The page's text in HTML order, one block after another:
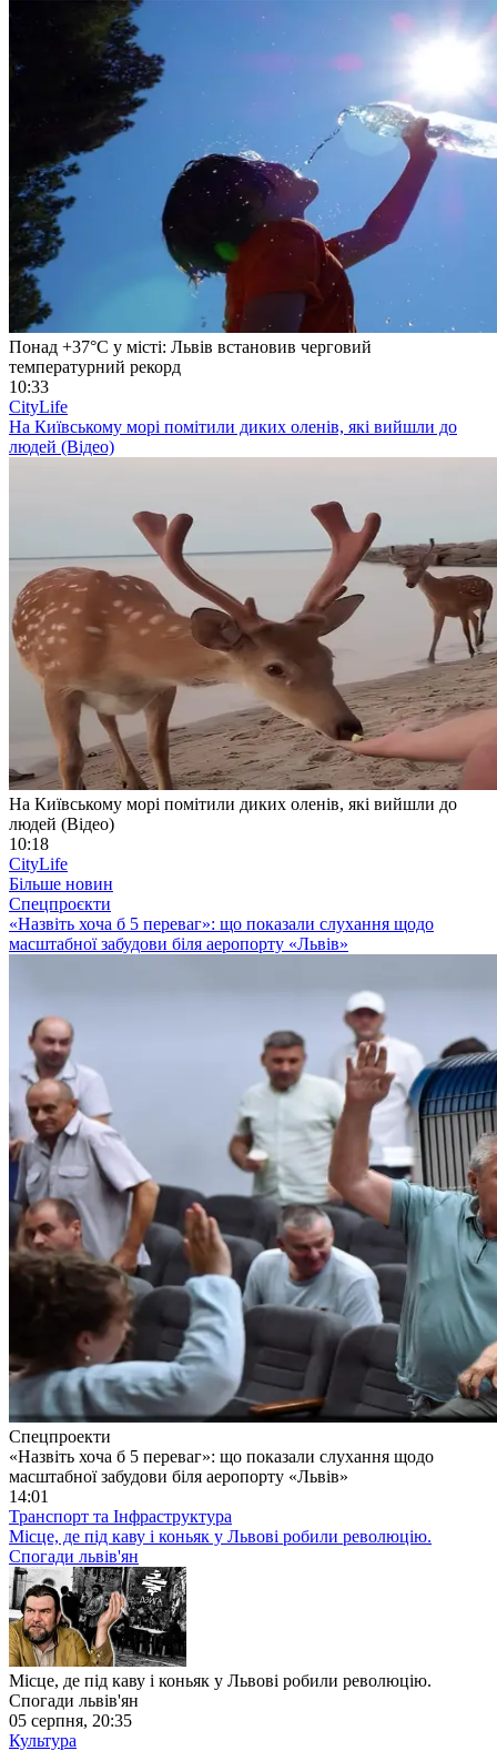
Понад +37°C у місті: Львів встановив черговий
температурний рекорд
10:33
CityLife
На Київському морі помітили диких оленів, які вийшли до
людей (Відео)
На Київському морі помітили диких оленів, які вийшли до
людей (Відео)
10:18
CityLife
Більше новин
Спецпроєкти
«Назвіть хоча б 5 переваг»: що показали слухання щодо
масштабної забудови біля аеропорту «Львів»
Спецпроекти
«Назвіть хоча б 5 переваг»: що показали слухання щодо
масштабної забудови біля аеропорту «Львів»
14:01
Транспорт та Інфраструктура
Місце, де під каву і коньяк у Львові робили революцію.
Спогади львів'ян
Місце, де під каву і коньяк у Львові робили революцію.
Спогади львів'ян
05 серпня, 20:35
Культура